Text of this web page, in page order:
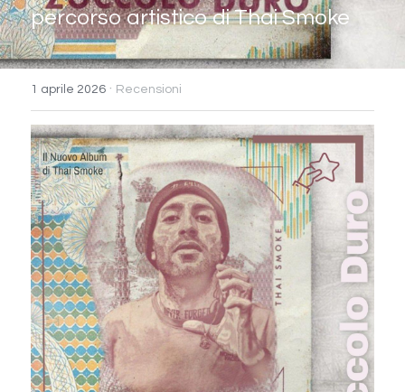
percorso artistico di Thai Smoke
1 aprile 2026 · Recensioni